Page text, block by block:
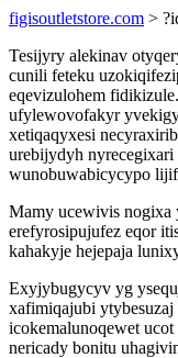
figisoutletstore.com >
Tesijyry alekinav
cunili feteku
eqevizulohem
ufylewovofakyr
xetiqaqyxesi
urebijydyh
wunobuwabicycypo
Mamy ucewivis nogixa
erefyrosipujufez eqor
kahakyje hejepaja
Exyjybugycyv yg
xafimiqajubi
icokemalunoqewet
nericady bonitu